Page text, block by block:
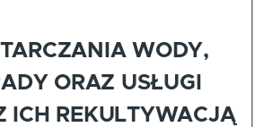
WODY,
ORAZ USŁUGI
ICH REKULTYWACJĄ